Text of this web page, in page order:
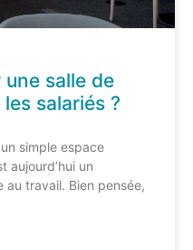
salle de
salariés ?
simple espace
aujourd’hui un
travail. Bien pensée,